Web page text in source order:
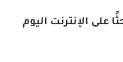
على الإنترنت اليوم